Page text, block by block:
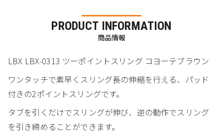
PRODUCT INFORMATION
商品情報
LBX LBX-0313 ツーポイントスリング コヨーテブラウン
ワンタッチで素早くスリング長の伸縮を行える、パッド
付きの2ポイントスリングです。
タブを引くだけでスリングが伸び、逆の動作でスリング
を引き締めることができます。